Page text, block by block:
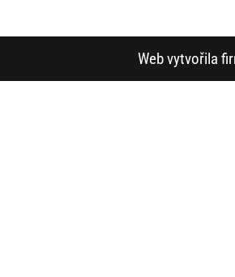
Web vytvořila